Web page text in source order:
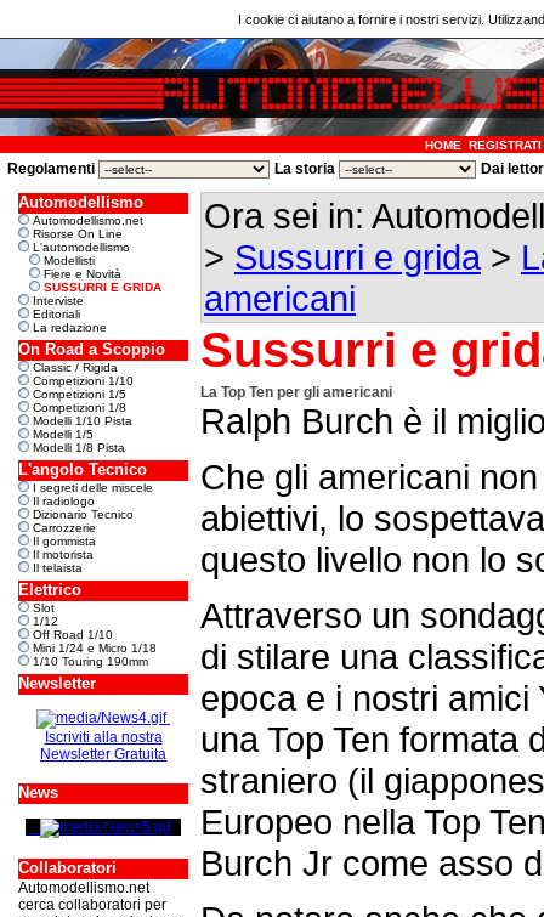
I cookie ci aiutano a fornire i nostri servizi.
HOME REGISTRATI
Regolamenti La storia Dai
Automodellismo
Automodellismo.net
Risorse On Line
L'automodellismo
Modellisti
Fiere e Novità
SUSSURRI E GRIDA
Interviste
Editoriali
La redazione
On Road a Scoppio
Classic / Rigida
Competizioni 1/10
Competizioni 1/5
Competizioni 1/8
Modelli 1/10 Pista
Modelli 1/5
Modelli 1/8 Pista
L'angolo Tecnico
I segreti delle miscele
Il radiologo
Dizionario Tecnico
Carrozzerie
Il gommista
Il motorista
Il telaista
Elettrico
Slot
1/12
Off Road 1/10
Mini 1/24 e Micro 1/18
1/10 Touring 190mm
Newsletter
Iscriviti alla nostra
Newsletter Gratuita
News
Collaboratori
Automodellismo.net
cerca collaboratori per
Ora sei in:
> Sussurri e grida >
americani
Sussurri e
La Top Ten per gli americani
Ralph Burch è il
Che gli americani
abiettivi, lo
questo livello non lo
Attraverso un
di stilare una
epoca e i nostri amici
una Top Ten formata
straniero (il
Europeo nella Top
Burch Jr come asso